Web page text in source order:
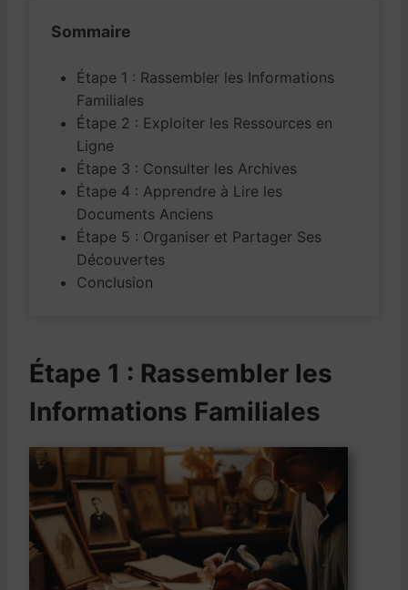
Sommaire
Étape 1 : Rassembler les Informations
Familiales
Étape 2 : Exploiter les Ressources en
Ligne
Étape 3 : Consulter les Archives
Étape 4 : Apprendre à Lire les
Documents Anciens
Étape 5 : Organiser et Partager Ses
Découvertes
Conclusion
Étape 1 : Rassembler les
Informations Familiales